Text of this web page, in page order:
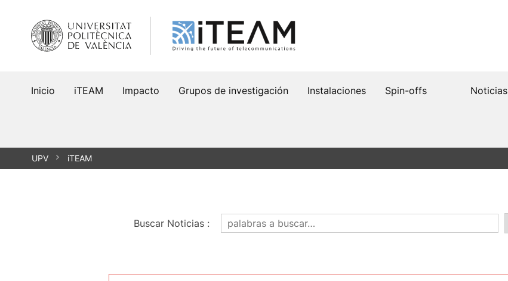
contenido
Inicio iTEAM Impacto Grupos de investigación Instalaciones Spin-offs Noticias
UPV iTEAM
Buscar Noticias: